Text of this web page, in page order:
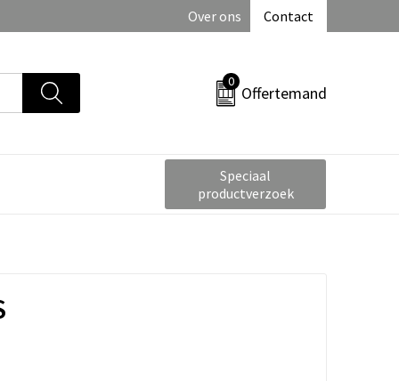
Over ons Contact
0
Offertemand
Speciaal
productverzoek